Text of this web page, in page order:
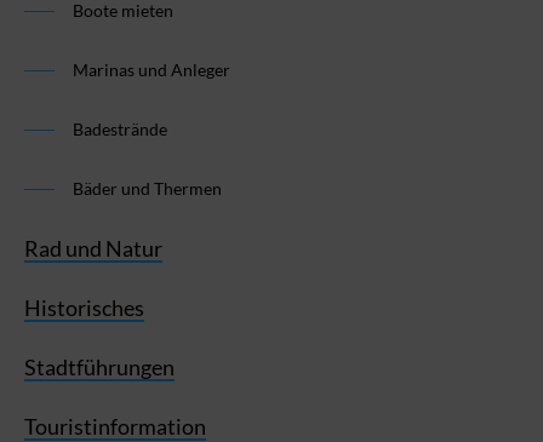
Boote mieten
Marinas und Anleger
Badestrände
Bäder und Thermen
Rad und Natur
Historisches
Stadtführungen
Touristinformation